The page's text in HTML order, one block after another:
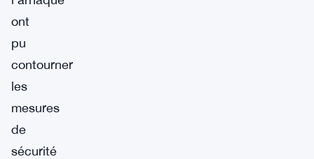
ont
pu
contourner
les
mesures
de
sécurité